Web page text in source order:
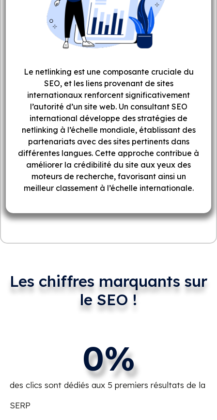
Le netlinking est une composante cruciale du
SEO, et les liens provenant de sites
internationaux renforcent significativement
l’autorité d’un site web. Un consultant SEO
international développe des stratégies de
netlinking à l’échelle mondiale, établissant des
partenariats avec des sites pertinents dans
différentes langues. Cette approche contribue à
améliorer la crédibilité du site aux yeux des
moteurs de recherche, favorisant ainsi un
meilleur classement à l’échelle internationale.
Les chiffres marquants sur
le SEO !
des clics sont dédiés aux 5 premiers résultats de la
SERP
0%